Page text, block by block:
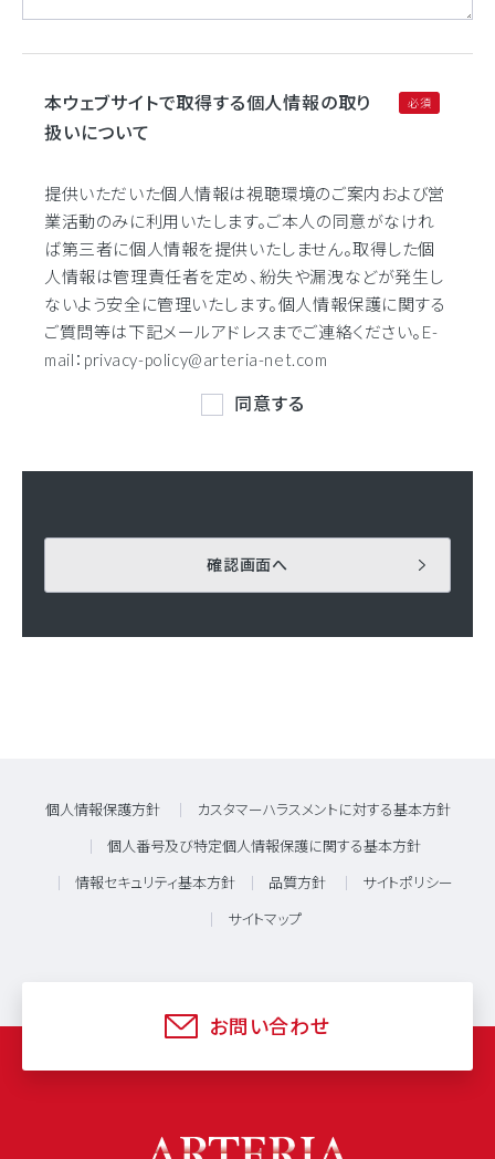
本ウェブサイトで取得する個人情報の取り
扱いについて
提供いただいた個人情報は視聴環境のご案内および営
業活動のみに利用いたします。ご本人の同意がなけれ
ば第三者に個人情報を提供いたしません。取得した個
人情報は管理責任者を定め、紛失や漏洩などが発生し
ないよう安全に管理いたします。個人情報保護に関する
ご質問等は下記メールアドレスまでご連絡ください。E-
mail：privacy-policy@arteria-net.com
同意する
確認画面へ
個人情報保護方針 カスタマーハラスメントに対する基本方針
個人番号及び特定個人情報保護に関する基本方針
情報セキュリティ基本方針 品質方針 サイトポリシー
サイトマップ
お問い合わせ